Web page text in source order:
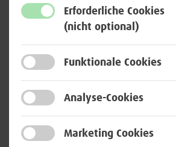
Erforderliche Cookies
(nicht optional)
Funktionale Cookies
Analyse-Cookies
Marketing Cookies
Fremde Kulturen
voneinander lernen
Erst nach einigen Tagen wird den
Arbeitsgruppe bewusst, dass sie die